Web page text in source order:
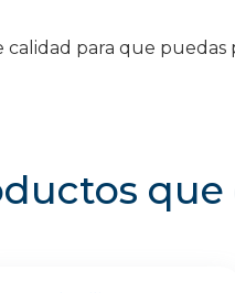
para que